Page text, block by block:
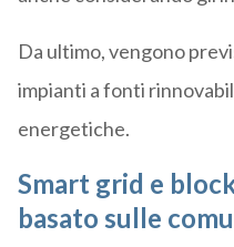
Da ultimo, vengono
impianti a fonti
energetiche.
Smart grid e
basato sulle